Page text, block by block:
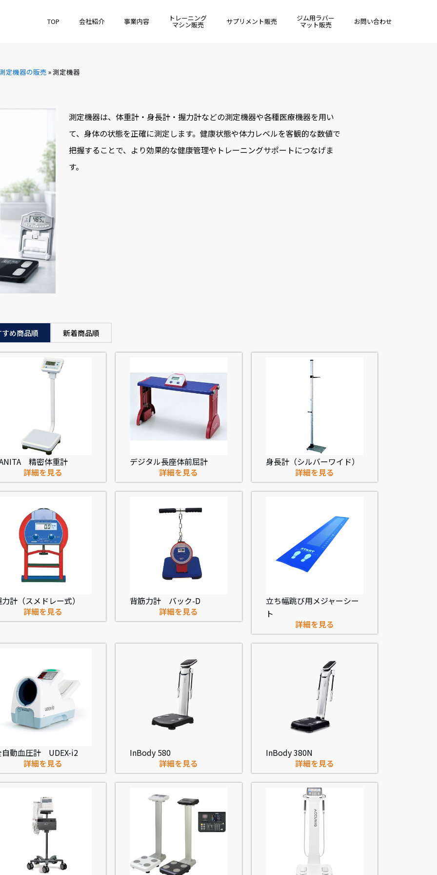
TOP 会社紹介 事業内容 トレーニング
マシン販売 サプリメント販売 ジム用ラバー
マット販売 お問い合わせ
定機器の販売 »測定機器
測定機器は、 体重計・身長計・握力計などの測定機器や各種医療機器を用い
て、身体の状態を正確に測定します。健康状態や体力レベルを客観的な数値で
把握することで、より効果的な健康管理やトレーニングサポートにつなげま
す。
め商品順 新着商品順
精密体重計
詳細を見る
デジタル長座体前屈計
詳細を見る
身長計（シルバーワイド）
詳細を見る
計（スメドレー式）
詳細を見る
背筋力計 バック-D
詳細を見る
立ち幅跳び用メジャーシー
ト
詳細を見る
自動血圧計 UDEX-i2
詳細を見る
InBody 580
詳細を見る
InBody 380N
詳細を見る